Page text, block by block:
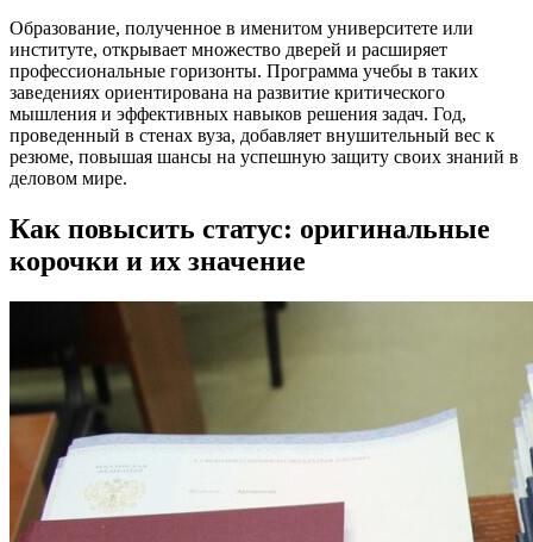
Образование, полученное в именитом университете или
институте, открывает множество дверей и расширяет
профессиональные горизонты. Программа учебы в таких
заведениях ориентирована на развитие критического
мышления и эффективных навыков решения задач. Год,
проведенный в стенах вуза, добавляет внушительный вес к
резюме, повышая шансы на успешную защиту своих знаний в
деловом мире.
Как повысить статус: оригинальные
корочки и их значение